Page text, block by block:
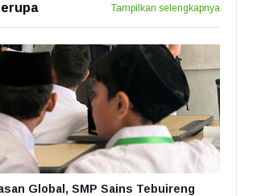
Tampilkan selengkapnya
Global, SMP Sains Tebuireng